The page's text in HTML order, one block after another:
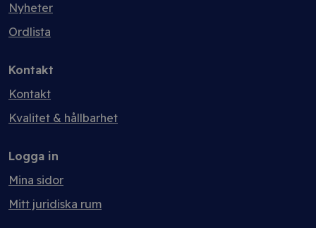
Nyheter
Ordlista
Kontakt
Kontakt
Kvalitet & hållbarhet
Logga in
Mina sidor
Mitt juridiska rum